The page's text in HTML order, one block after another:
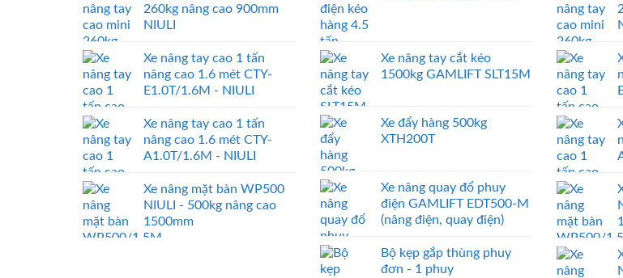
260kg nâng cao 900mm
NIULI
Xe nâng tay cao 1 tấn
nâng cao 1.6 mét CTY-
E1.0T/1.6M - NIULI
Xe nâng tay cao 1 tấn
nâng cao 1.6 mét CTY-
A1.0T/1.6M - NIULI
Xe nâng mặt bàn WP500
NIULI - 500kg nâng cao
1500mm
Xe nâng tay cắt kéo
1500kg GAMLIFT SLT15M
Xe đẩy hàng 500kg
XTH200T
Xe nâng quay đổ phuy
điện GAMLIFT EDT500-M
(nâng điện, quay điện)
Bộ kẹp gắp thùng phuy
đơn - 1 phuy